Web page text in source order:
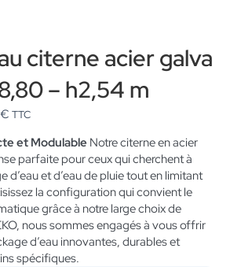
citerne acier galva
– h2,54 m
€ TTC
et Modulable Notre citerne en acier
parfaite pour ceux qui cherchent à
d’eau et d’eau de pluie tout en limitant
la configuration qui convient le
grâce à notre large choix de
nous sommes engagés à vous offrir
d’eau innovantes, durables et
spécifiques.